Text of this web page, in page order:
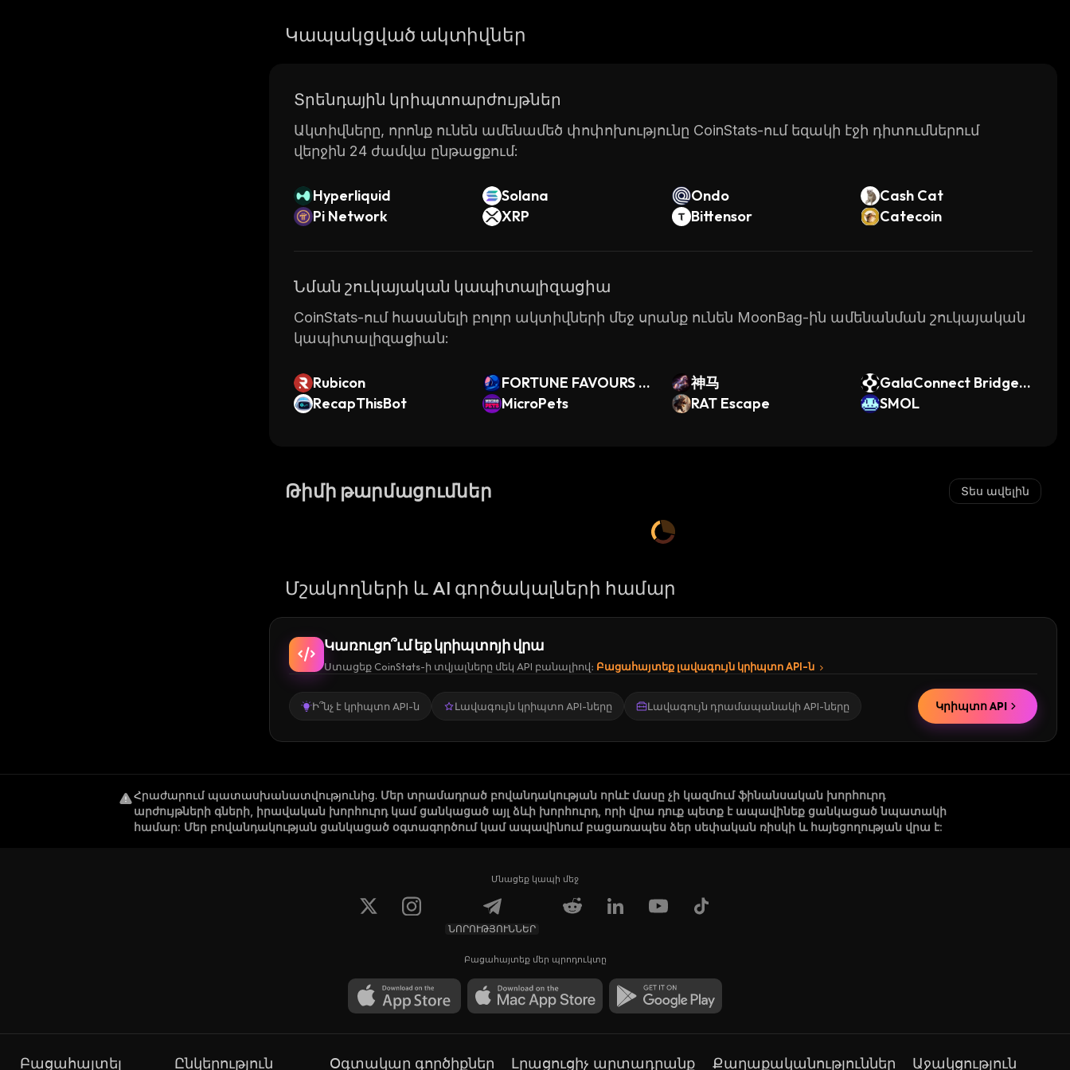
Կապակցված ակտիվներ
Տրենդային կրիպտոարժույթներ
Ակտիվները, որոնք ունեն ամենամեծ փոփոխությունը CoinStats-ում եզակի էջի դիտումներում
վերջին 24 ժամվա ընթացքում:
Hyperliquid Solana Ondo
Cash Cat
Pi Network
XRP Bittensor Catecoin
Նման շուկայական կապիտալիզացիա
CoinStats-ում հասանելի բոլոր ակտիվների մեջ սրանք ունեն MoonBag-ին ամենանման շուկայական
կապիտալիզացիան:
Rubicon
FORTUNE FAVOURS T
HE BRAVE
神马
GalaConnect Bridged
FET (GalaChain)
RecapThisBot MicroPets RAT Escape SMOL
Թիմի թարմացումներ Տես ավելին
Մշակողների և AI գործակալների համար
Կառուցո՞ւմ եք կրիպտոյի վրա
Ստացեք CoinStats-ի տվյալները մեկ API բանալիով։ Բացահայտեք լավագույն կրիպտո API-ն
Ի՞նչ է կրիպտո API-ն Լավագույն կրիպտո API-ները Լավագույն դրամապանակի API-ները Կրիպտո API
Հրաժարում պատասխանատվությունից. Մեր տրամադրած բովանդակության որևէ մասը չի կազմում ֆինանսական խորհուրդ
արժույթների գների, իրավական խորհուրդ կամ ցանկացած այլ ձևի խորհուրդ, որի վրա դուք պետք է ապավինեք ցանկացած նպատակի
համար: Մեր բովանդակության ցանկացած օգտագործում կամ ապավինում բացառապես ձեր սեփական ռիսկի և հայեցողության վրա է:
Մնացեք կապի մեջ
ՆՈՐՈՒԹՅՈՒՆՆԵՐ
Բացահայտեք մեր պրոդուկտը
Բացահայտել Ընկերություն Օգտակար գործիքներ Լրացուցիչ արտադրանք Քաղաքականություններ Աջակցություն